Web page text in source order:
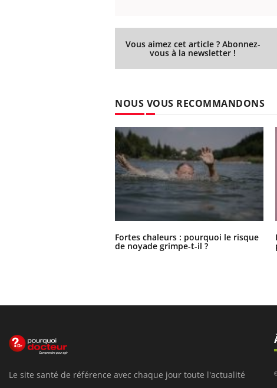
Vous aimez cet article ? Abonnez-
vous à la newsletter !
NOUS VOUS RECOMMANDONS
Fortes chaleurs : pourquoi le risque
de noyade grimpe-t-il ?
Le site santé de référence avec chaque jour toute l'actualité